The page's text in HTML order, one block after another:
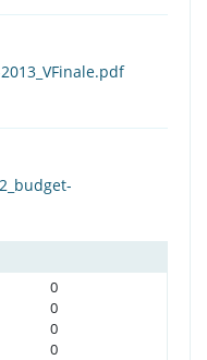
0
0
0
0